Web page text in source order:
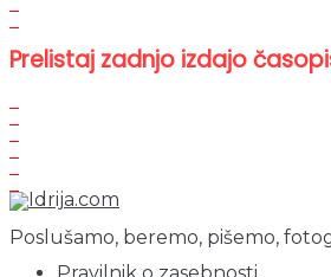
Prelistaj zadnjo izdajo
Poslušamo, beremo, pišemo,